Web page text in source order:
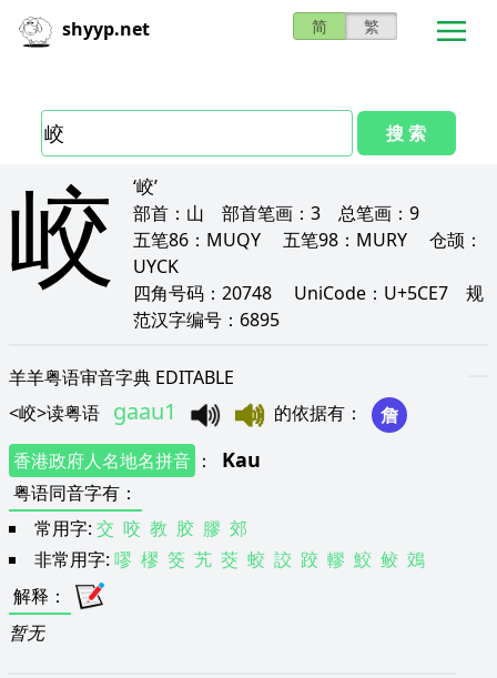
shyyp.net 简 繁
搜 索
峧
‘峧’
部首： 山 部首笔画： 3 总笔画： 9
五笔86： MUQY 五笔98： MURY 仓颉：
UYCK
四角号码： 20748 UniCode： U+5CE7 规
范汉字编号： 6895
羊羊粤语审音字典 EDITABLE
<峧>读粤语 gaau1 的依据有 ：
詹
香港政府人名地名拼音 ： Kau
粤语同音字有 ：
常用字: 交 咬 教 胶 膠 郊
非常用字: 嘐 樛 筊 艽 茭 蛟 詨 跤 轇 鮫 鲛 鵁
解释 ：
暂无